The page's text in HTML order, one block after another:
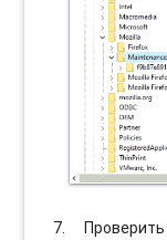
Проверить